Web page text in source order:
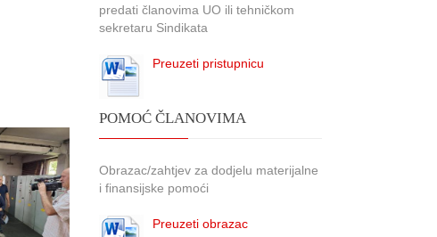
predati članovima UO ili tehničkom
sekretaru Sindikata
Preuzeti pristupnicu
POMOĆ ČLANOVIMA
Obrazac/zahtjev za dodjelu materijalne
i finansijske pomoći
Preuzeti obrazac